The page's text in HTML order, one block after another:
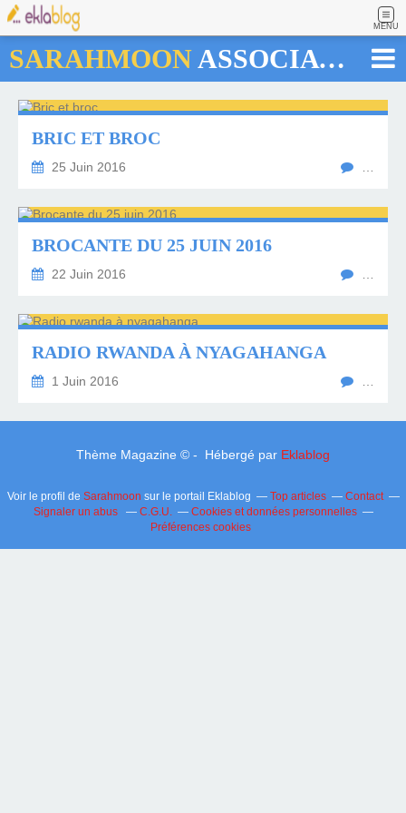
MENU
SARAHMOON ASSOCIATION
BRIC ET BROC
25 Juin 2016
BROCANTE DU 25 JUIN 2016
22 Juin 2016
RADIO RWANDA À NYAGAHANGA
1 Juin 2016
Thème Magazine © - Hébergé par Eklablog
Voir le profil de Sarahmoon sur le portail Eklablog Top articles
Contact
Signaler un abus
C.G.U.
Cookies et données personnelles
Préférences cookies